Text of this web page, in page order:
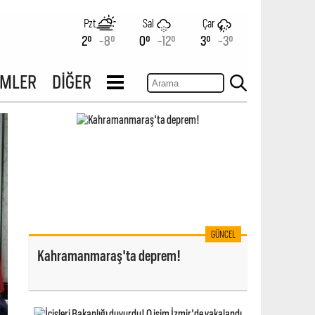
Pzt
2° -8°
Sal
0° -12°
Çar
3° -3°
DİĞER
GÜNCEL
Kahramanmaraş'ta deprem!